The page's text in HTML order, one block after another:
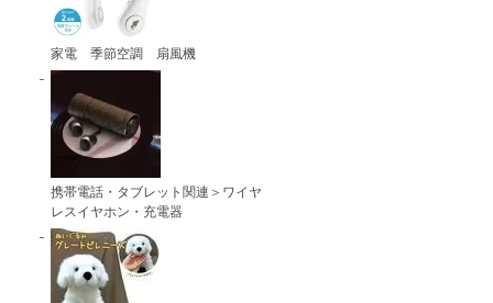
家電 季節空調 扇風機
携帯電話・タブレット関連＞ワイヤ
レスイヤホン・充電器